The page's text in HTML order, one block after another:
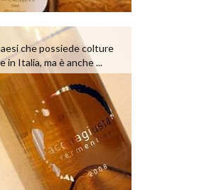
che possiede colture
in Italia, ma è anche ...